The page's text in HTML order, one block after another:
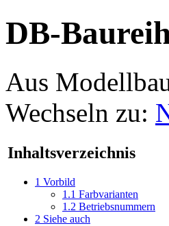
DB-
Aus
Wechseln zu:
Inhaltsverzeichnis
1 Vorbild
1.1 Farbvarianten
1.2 Betriebsnummern
2 Siehe auch